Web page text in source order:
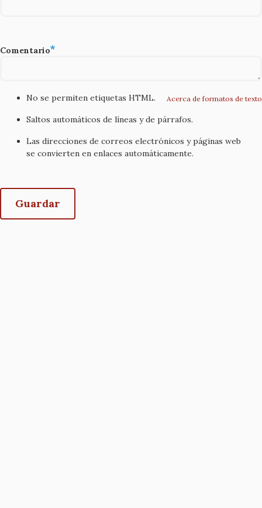
Comentario
Acerca de formatos de texto
No se permiten etiquetas HTML.
Saltos automáticos de líneas y de párrafos.
Las direcciones de correos electrónicos y páginas web
se convierten en enlaces automáticamente.